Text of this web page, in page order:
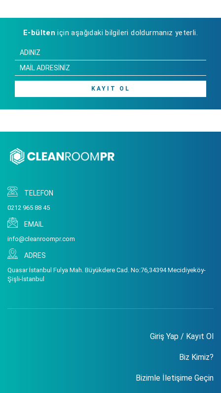
E-bülten için aşağıdaki bilgileri doldurmanız yeterli.
KAYIT OL
TELEFON
0212 965 88 45
EMAIL
info@cleanroompr.com
ADRES
Quasar İstanbul Fulya Mah. Büyükdere Cad. No:76,34394 Mecidiyeköy-
Şişli-İstanbul
Giriş Yap / Kayıt Ol
Biz Kimiz?
Bizimle İletişime Geçin